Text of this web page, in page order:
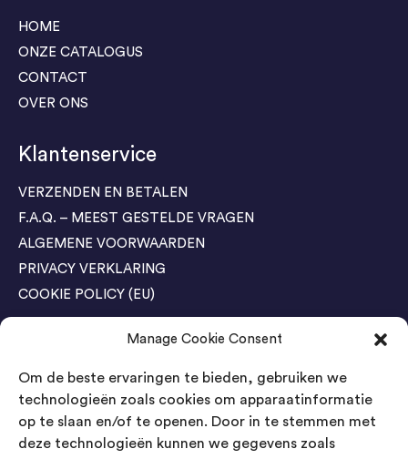
Manage Cookie Consent
Om de beste ervaringen te bieden, gebruiken we
technologieën zoals cookies om apparaatinformatie
op te slaan en/of te openen. Door in te stemmen met
deze technologieën kunnen we gegevens zoals
HOME
ONZE CATALOGUS
CONTACT
OVER ONS
Klantenservice
VERZENDEN EN BETALEN
F.A.Q. – MEEST GESTELDE VRAGEN
ALGEMENE VOORWAARDEN
PRIVACY VERKLARING
COOKIE POLICY (EU)
Agenda Trade Shows
04-05 November / SVG FAIR Winterswijk
Bestel GRATIS kaarten
Bestel GRATIS kaarten